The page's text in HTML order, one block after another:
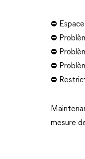
⛔
⛔
⛔
⛔
⛔
mesure